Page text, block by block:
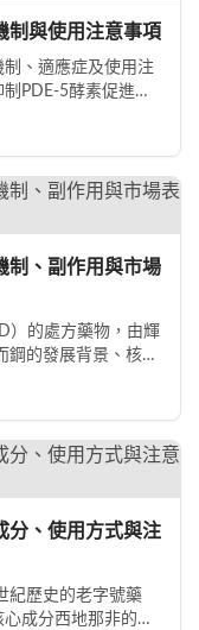
制與使用注意事項
、適應症及使用注
PDE-5酵素促進血
制、副作用與市場
）的處方藥物，由輝
鋼的發展背景、核心
分、使用方式與注
紀歷史的老字號藥
成分西地那非的作